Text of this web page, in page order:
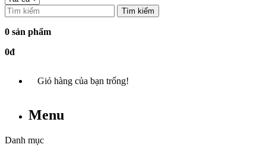
Tìm kiếm
0 sản phẩm
0đ
Giỏ hàng của bạn trống!
Menu
Danh mục